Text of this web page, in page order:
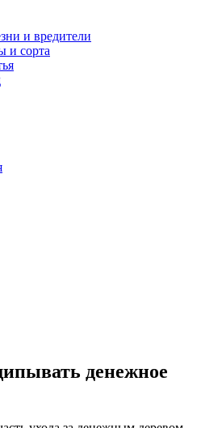
и вредители
и сорта
денежное